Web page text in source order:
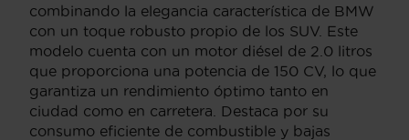
combinando la elegancia característica de BMW
con un toque robusto propio de los SUV. Este
modelo cuenta con un motor diésel de 2.0 litros
que proporciona una potencia de 150 CV, lo que
garantiza un rendimiento óptimo tanto en
ciudad como en carretera. Destaca por su
consumo eficiente de combustible y bajas